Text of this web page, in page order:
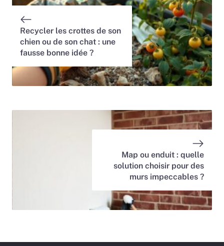
Recycler les crottes de son
chien ou de son chat : une
fausse bonne idée ?
Map ou enduit : quelle
solution choisir pour des
murs impeccables ?